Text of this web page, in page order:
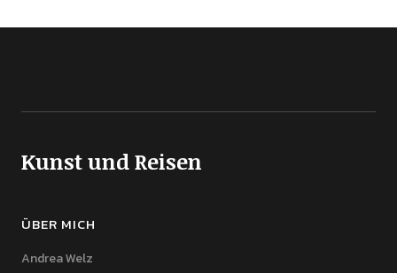
Kunst und Reisen
ÜBER MICH
Andrea Welz